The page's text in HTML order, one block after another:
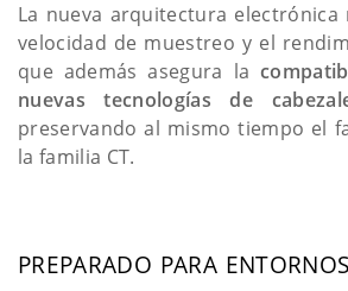
La nueva arquitectura
velocidad de muestreo y el
que además asegura la
nuevas tecnologías de
preservando al mismo tiempo el
la familia CT.
PREPARADO PARA